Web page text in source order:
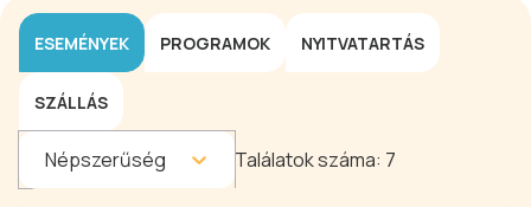
ESEMÉNYEK PROGRAMOK NYITVATARTÁS
SZÁLLÁS
Népszerűség Találatok száma: 7